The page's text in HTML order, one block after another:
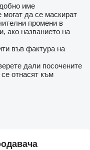
име
да се маскират
промени в
ако названието на
във фактура на
дали посочените
отнасят към